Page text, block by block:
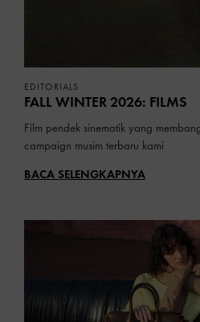
EDITORIALS
FALL WINTER 2026: FILMS
Film pendek sinematik yang
campaign musim terbaru kami
BACA SELENGKAPNYA